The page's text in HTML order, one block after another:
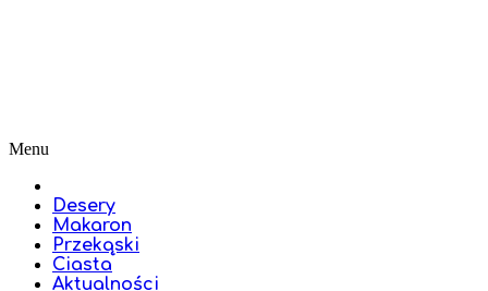
Menu
Desery
Makaron
Przekąski
Ciasta
Aktualności